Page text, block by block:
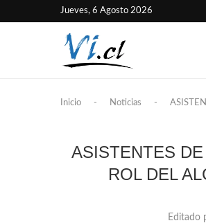
Jueves, 6 Agosto 2026
Inicio - Noticias -
ASISTENTES
ROL DEL
Editado